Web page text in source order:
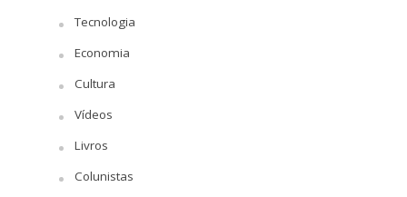
Tecnologia
Economia
Cultura
Vídeos
Livros
Colunistas